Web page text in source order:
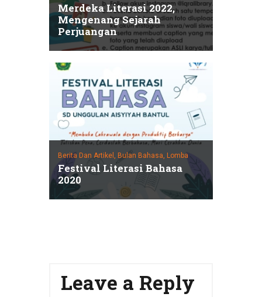
Merdeka Literasi 2022,
Mengenang Sejarah
Perjuangan
Berita Dan Artikel, Bulan Bahasa, Lomba
Festival Literasi Bahasa
2020
Leave a Reply